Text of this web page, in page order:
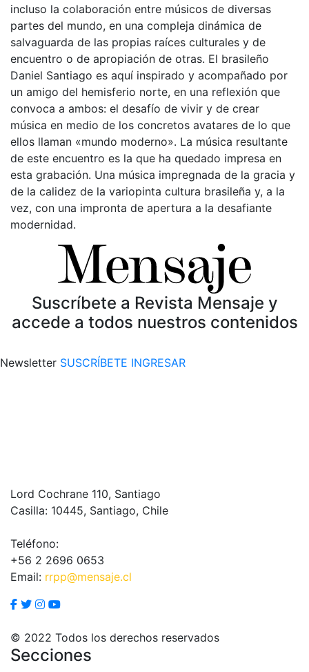
incluso la colaboración entre músicos de diversas
partes del mundo, en una compleja dinámica de
salvaguarda de las propias raíces culturales y de
encuentro o de apropiación de otras. El brasileño
Daniel Santiago es aquí inspirado y acompañado por
un amigo del hemisferio norte, en una reflexión que
convoca a ambos: el desafío de vivir y de crear
música en medio de los concretos avatares de lo que
ellos llaman «mundo moderno». La música resultante
de este encuentro es la que ha quedado impresa en
esta grabación. Una música impregnada de la gracia y
de la calidez de la variopinta cultura brasileña y, a la
vez, con una impronta de apertura a la desafiante
modernidad.
Suscríbete a Revista Mensaje y
accede a todos nuestros contenidos
Newsletter SUSCRÍBETE INGRESAR
Lord Cochrane 110, Santiago
Casilla: 10445, Santiago, Chile
Teléfono:
+56 2 2696 0653
Email: rrpp@mensaje.cl
© 2022 Todos los derechos reservados
Secciones